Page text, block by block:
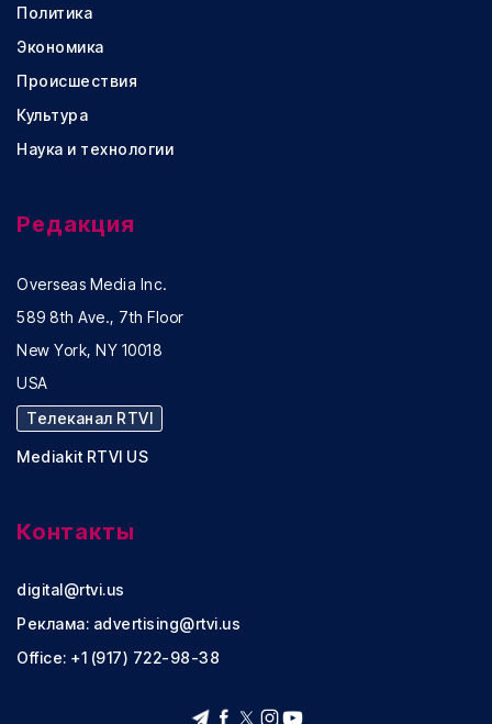
Политика
Экономика
Происшествия
Культура
Наука и технологии
Редакция
Overseas Media Inc.
589 8th Ave., 7th Floor
New York, NY 10018
USA
Телеканал RTVI
Mediakit RTVI US
Контакты
digital@rtvi.us
Реклама: advertising@rtvi.us
Office: +1 (917) 722-98-38